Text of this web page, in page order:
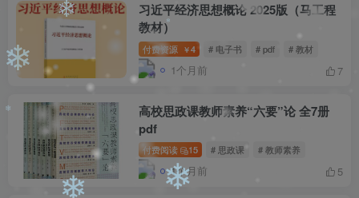
习近平经济思想概论 2025版（马工程
教材）
付费资源 ￥4 # 电子书 # pdf # 教材
1个月前 7
高校思政课教师素养“六要”论 全7册
pdf
付费阅读 15 # 思政课 # 教师素养
1个月前 5
❄